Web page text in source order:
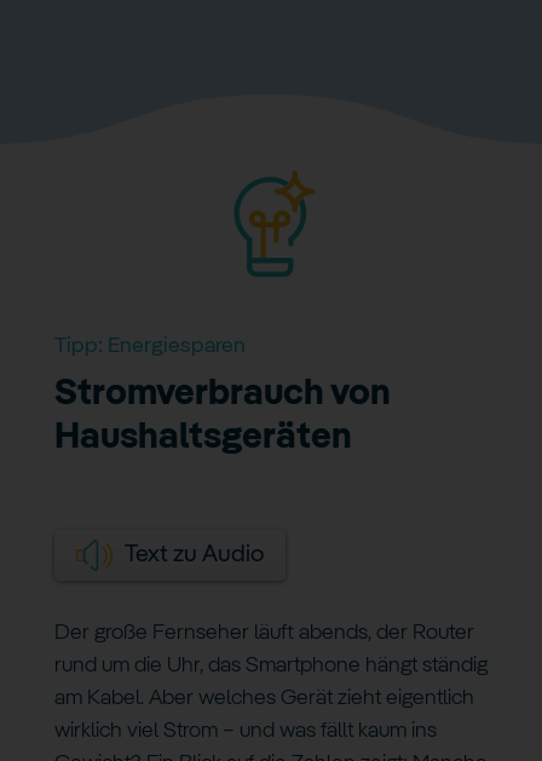
Tipp: Energiesparen
Stromverbrauch von
Haushaltsgeräten
Text zu Audio
Der große Fernseher läuft abends, der Router
rund um die Uhr, das Smartphone hängt ständig
am Kabel. Aber welches Gerät zieht eigentlich
wirklich viel Strom – und was fällt kaum ins